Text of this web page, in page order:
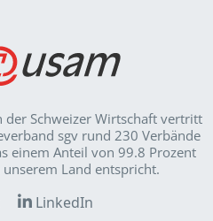
der Schweizer Wirt­schaft vertritt
sgv rund 230 Verbände
einem Anteil von 99.8 Prozent
Land entspricht.
LinkedIn